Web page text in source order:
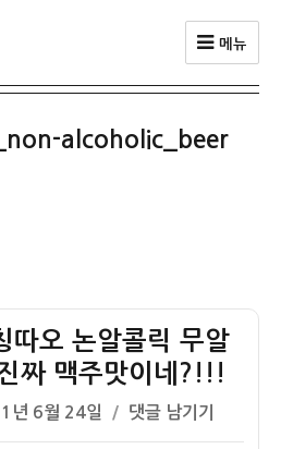
메뉴
alcoholic_beer
따오 논알콜릭 무알
짜 맥주맛이네?!!!
년 6월 24일
[무
알
댓글 남기기